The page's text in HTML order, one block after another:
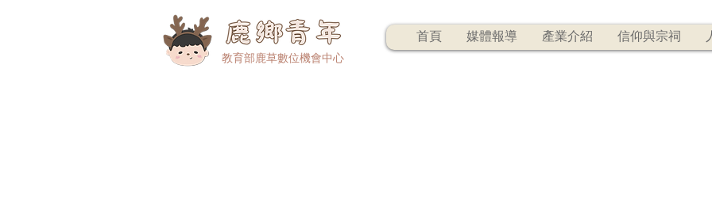
首頁 媒體報導 產業介紹 信仰與宗祠
​教育部鹿草數位機會中心